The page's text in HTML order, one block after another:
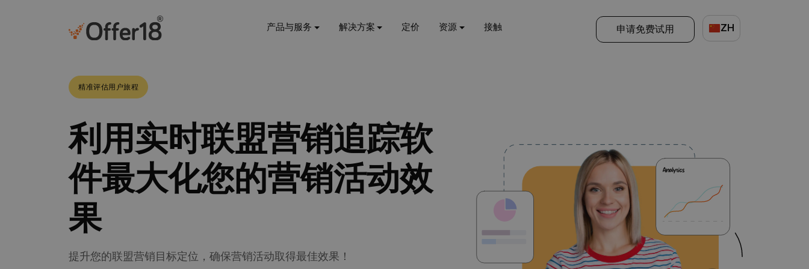
产品与服务 解决方案 定价 资源 接触 申请免费试用 ZH
精准评估用户旅程
利用实时联盟营销追踪软
件最大化您的营销活动效
果
提升您的联盟营销目标定位，确保营销活动取得最佳效果！